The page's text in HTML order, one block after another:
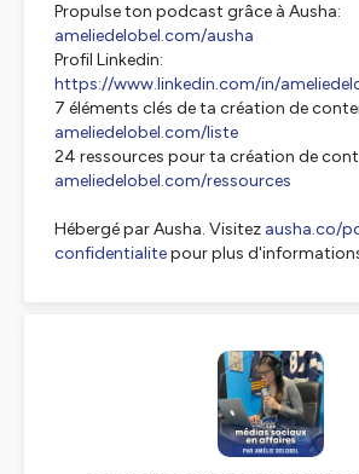
Propulse ton podcast grâce à Ausha:
ameliedelobel.com/ausha
Profil Linkedin:
https://www.linkedin.com/in/
7 éléments clés de ta création de
ameliedelobel.com/liste
24 ressources pour ta création de
ameliedelobel.com/ressources
Hébergé par Ausha. Visitez ausha.co/
confidentialitepour plus